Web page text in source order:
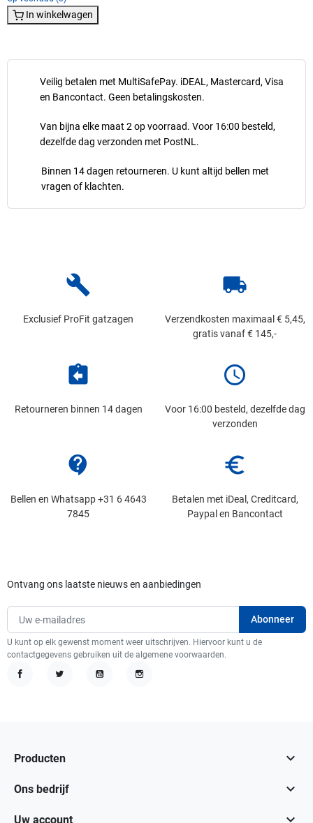
Veilig betalen met MultiSafePay. iDEAL, Mastercard, Visa
en Bancontact. Geen betalingskosten.
Van bijna elke maat 2 op voorraad. Voor 16:00 besteld,
dezelfde dag verzonden met PostNL.
Binnen 14 dagen retourneren. U kunt altijd bellen met
vragen of klachten.
In winkelwagen
build
Exclusief ProFit gatzagen
local_shipping
Verzendkosten maximaal € 5,45,
gratis vanaf € 145,-
assignment_return
Retourneren binnen 14 dagen
schedule
Voor 16:00 besteld, dezelfde dag
verzonden
contact_support
Bellen en Whatsapp +31 6 4643
7845
euro_symbol
Betalen met iDeal, Creditcard,
Paypal en Bancontact
Ontvang ons laatste nieuws en aanbiedingen
U kunt op elk gewenst moment weer uitschrijven. Hiervoor kunt u de
contactgegevens gebruiken uit de algemene voorwaarden.
Producten 
Ons bedrijf 
Uw account